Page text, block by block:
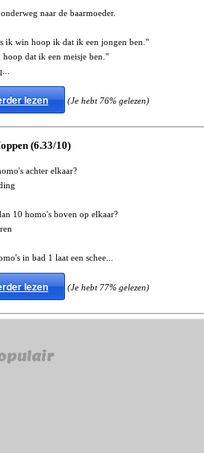
naar de baarmoeder.
ik win hoop ik dat ik een jongen ben."
dat ik een meisje ben."
lezen (Je hebt 76% gelezen)
(6.33/10)
achter elkaar?
10 homo's boven op elkaar?
in bad 1 laat een schee...
lezen (Je hebt 77% gelezen)